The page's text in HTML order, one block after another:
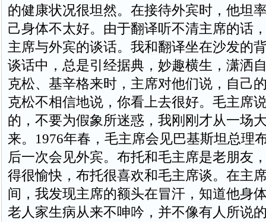
的健康状况很坦然。在接待外宾时，他坦
己身体不太好。由于翻译听不清主席的话
主席与外宾的谈话。我和翻译坐在沙发的
谈话中，总是引经据典，妙趣横生，潇洒
克松、基辛格来时，主席对他们说，自己
克松不相信地说，你看上去很好。毛主席
的，不要为假象所迷惑，我刚刚才从一场
来。1976年春，毛主席会见巴基斯坦总理
后一次会见外宾。布托和毛主席是老朋友
得很愉快，布托很喜欢和毛主席谈。在主
间，我发现主席的额头在冒汗，知道他身
老人家生病从来不呻吟，并不像有人所说